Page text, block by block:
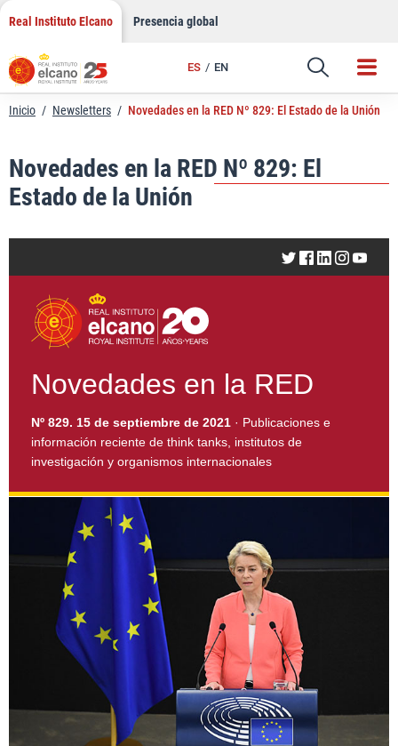
Saltar
contenido
Real Instituto Elcano Presencia global
ES EN
Enlace
Inicio / Newsletters / Novedades en la RED Nº 829: El Estado de la Unión
Novedades en la RED Nº 829: El
Estado de la Unión